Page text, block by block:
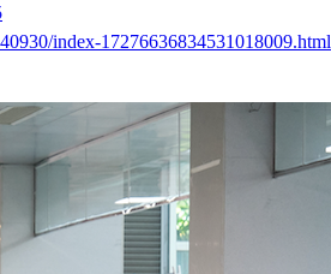
index-17276636834531018009.html